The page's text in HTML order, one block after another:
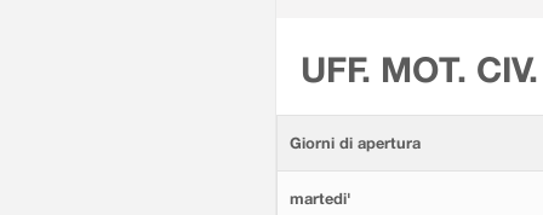
UFF. MOT.
Giorni di apertura
martedi'